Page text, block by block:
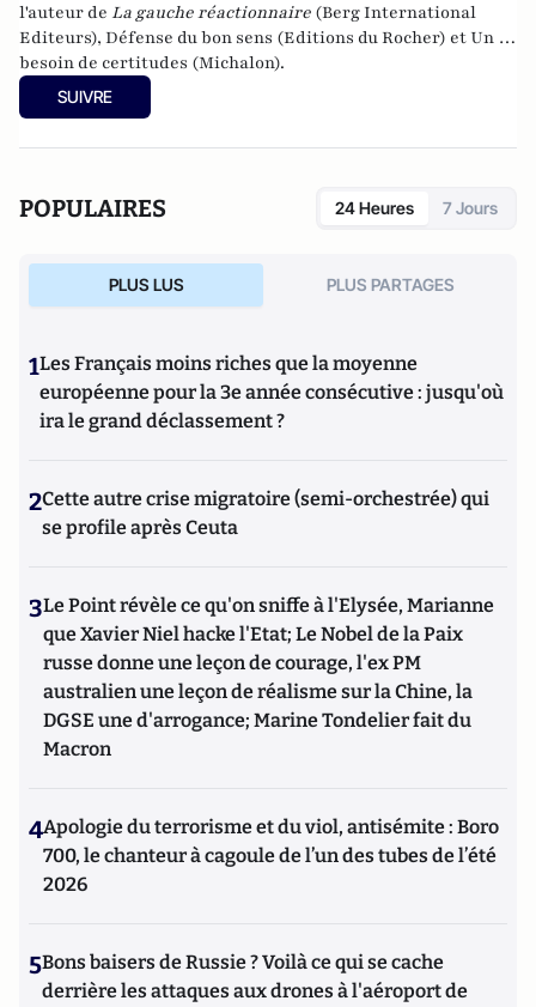
l'auteur de La gauche réactionnaire (Berg International
Editeurs), Défense du bon sens (Editions du Rocher) et Un
besoin de certitudes (Michalon).
SUIVRE
POPULAIRES 24 Heures 7 Jours
PLUS LUS PLUS PARTAGES
1Les Français moins riches que la moyenne
européenne pour la 3e année consécutive : jusqu'où
ira le grand déclassement ?
2Cette autre crise migratoire (semi-orchestrée) qui
se profile après Ceuta
3Le Point révèle ce qu'on sniffe à l'Elysée, Marianne
que Xavier Niel hacke l'Etat; Le Nobel de la Paix
russe donne une leçon de courage, l'ex PM
australien une leçon de réalisme sur la Chine, la
DGSE une d'arrogance; Marine Tondelier fait du
Macron
4Apologie du terrorisme et du viol, antisémite : Boro
700, le chanteur à cagoule de l’un des tubes de l’été
2026
5Bons baisers de Russie ? Voilà ce qui se cache
derrière les attaques aux drones à l'aéroport de